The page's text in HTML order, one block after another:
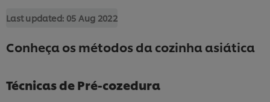
Last updated: 05 Aug 2022
Conheça os métodos da cozinha asiática
Técnicas de Pré-cozedura